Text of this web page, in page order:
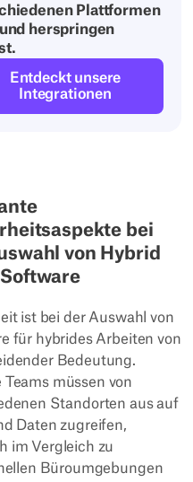
Plattformen
herspringen
Entdeckt unsere
Integrationen
bei
von Hybrid
ist bei der Auswahl von
für hybrides Arbeiten von
Bedeutung.
Teams müssen von
Standorten aus auf
Daten zugreifen,
im Vergleich zu
Büroumgebungen